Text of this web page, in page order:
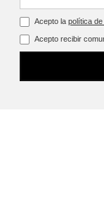
Acepto la política
Acepto recibir